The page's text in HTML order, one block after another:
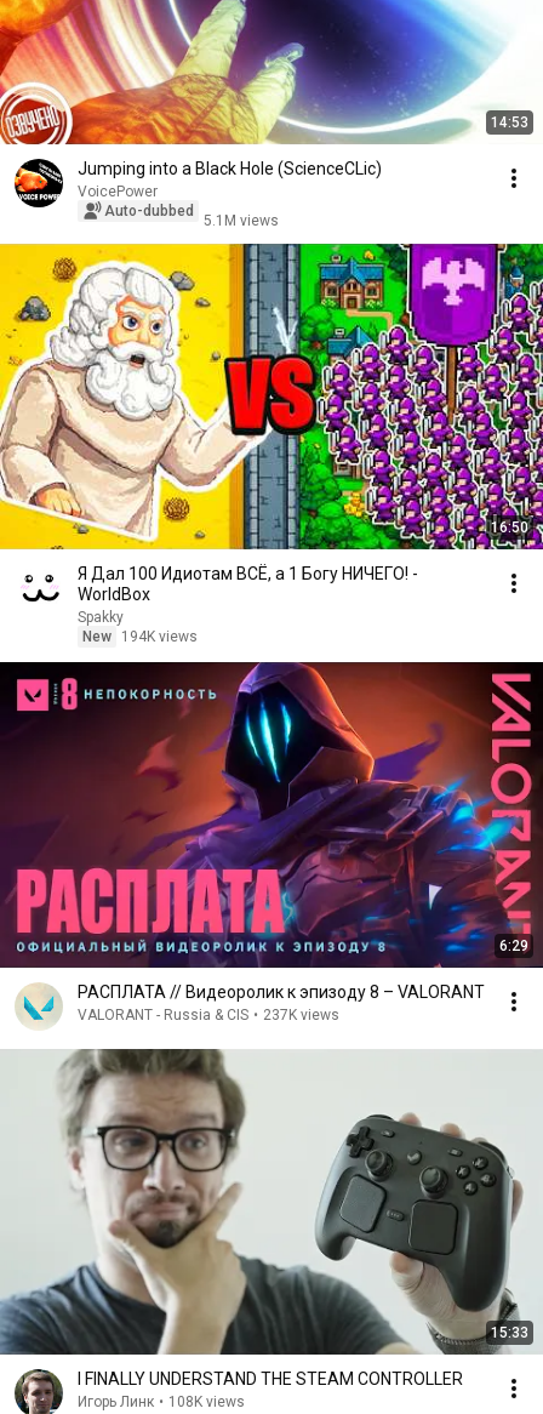
14:53
Jumping into a Black Hole (ScienceCLic)
VoicePower
Auto-dubbed
5.1M views
16:50
Я Дал 100 Идиотам ВСЁ, а 1 Богу НИЧЕГО! -
WorldBox
Spakky
New
194K views
6:29
РАСПЛАТА // Видеоролик к эпизоду 8 – VALORANT
VALORANT - Russia & CIS • 237K views
15:33
I FINALLY UNDERSTAND THE STEAM CONTROLLER
Игорь Линк • 108K views